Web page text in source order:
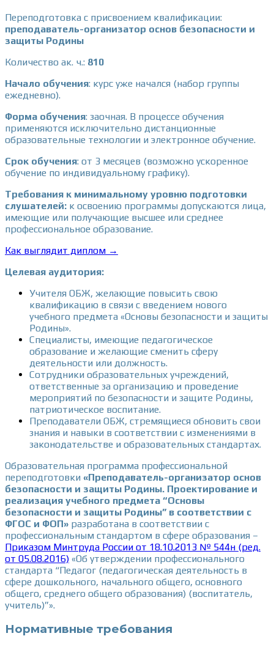
Переподготовка с присвоением квалификации:
преподаватель-организатор основ безопасности и
защиты Родины
Количество ак. ч.: 810
Начало обучения: курс уже начался (набор группы
ежедневно).
Форма обучения: заочная. В процессе обучения
применяются исключительно дистанционные
образовательные технологии и электронное обучение.
Срок обучения: от 3 месяцев (возможно ускоренное
обучение по индивидуальному графику).
Требования к минимальному уровню подготовки
слушателей: к освоению программы допускаются лица,
имеющие или получающие высшее или среднее
профессиональное образование.
Как выглядит диплом →
Целевая аудитория:
Учителя ОБЖ, желающие повысить свою
квалификацию в связи с введением нового
учебного предмета «Основы безопасности и защиты
Родины».
Специалисты, имеющие педагогическое
образование и желающие сменить сферу
деятельности или должность.
Сотрудники образовательных учреждений,
ответственные за организацию и проведение
мероприятий по безопасности и защите Родины,
патриотическое воспитание.
Преподаватели ОБЖ, стремящиеся обновить свои
знания и навыки в соответствии с изменениями в
законодательстве и образовательных стандартах.
Образовательная программа профессиональной
переподготовки «Преподаватель-организатор основ
безопасности и защиты Родины. Проектирование и
реализация учебного предмета “Основы
безопасности и защиты Родины” в соответствии с
ФГОС и ФОП» разработана в соответствии с
профессиональным стандартом в сфере образования –
Приказом Минтруда России от 18.10.2013 № 544н (ред.
от 05.08.2016) «Об утверждении профессионального
стандарта “Педагог (педагогическая деятельность в
сфере дошкольного, начального общего, основного
общего, среднего общего образования) (воспитатель,
учитель)”».
Нормативные требования